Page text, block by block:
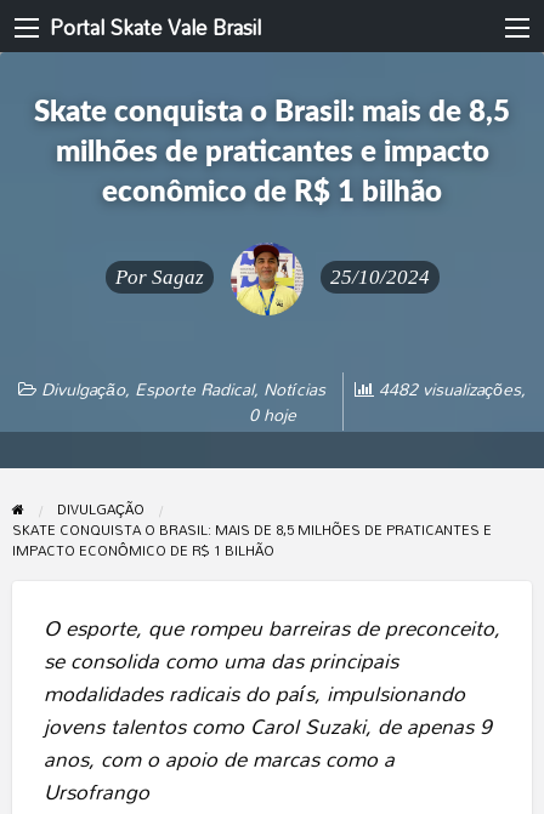
Portal Skate Vale Brasil
Skate conquista o Brasil: mais de 8,5
milhões de praticantes e impacto
econômico de R$ 1 bilhão
Por Sagaz 25/10/2024
Divulgação, Esporte Radical, Notícias 4482 visualizações,
0 hoje
DIVULGAÇÃO
SKATE CONQUISTA O BRASIL: MAIS DE 8,5 MILHÕES DE PRATICANTES E
IMPACTO ECONÔMICO DE R$ 1 BILHÃO
O esporte, que rompeu barreiras de preconceito,
se consolida como uma das principais
modalidades radicais do país, impulsionando
jovens talentos como Carol Suzaki, de apenas 9
anos, com o apoio de marcas como a
Ursofrango